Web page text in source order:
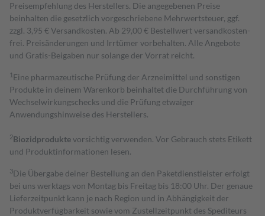
Preisempfehlung des Herstellers. Die angegebenen Preise
beinhalten die gesetzlich vorgeschriebene Mehrwertsteuer, ggf.
zzgl. 3,95 € Versandkosten. Ab 29,00 € Bestell­wert versand­kosten­
frei. Preisänderungen und Irrtümer vorbehalten. Alle Angebote
und Gratis-Beigaben nur solange der Vorrat reicht.
1 Eine pharmazeutische Prüfung der Arzneimittel und sonstigen
Produkte in deinem Warenkorb beinhaltet die Durchführung von
Wechselwirkungschecks und die Prüfung etwaiger
Anwendungshinweise des Herstellers.
2Biozidproduktevorsichtig verwenden. Vor Gebrauch stets Etikett
und Produktinformationen lesen.
3Die Übergabe deiner Bestellung an den Paketdienstleister erfolgt
bei uns werktags von Montag bis Freitag bis 18:00 Uhr. Der genaue
Lieferzeitpunkt kann je nach Region und in Abhängigkeit der
Produktverfügbarkeit sowie vom Zustellzeitpunkt des Spediteurs